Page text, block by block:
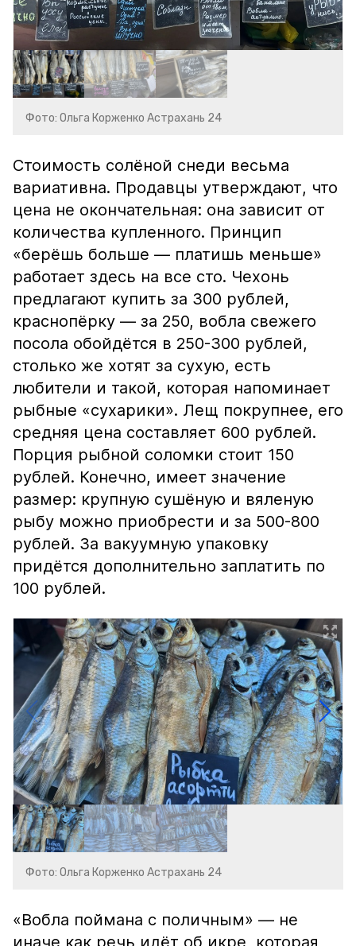
Фото: Ольга Корженко Астрахань 24
Стоимость солёной снеди весьма
вариативна. Продавцы утверждают, что
цена не окончательная: она зависит от
количества купленного. Принцип
«берёшь больше — платишь меньше»
работает здесь на все сто. Чехонь
предлагают купить за 300 рублей,
краснопёрку — за 250, вобла свежего
посола обойдётся в 250-300 рублей,
столько же хотят за сухую, есть
любители и такой, которая напоминает
рыбные «сухарики». Лещ покрупнее, его
средняя цена составляет 600 рублей.
Порция рыбной соломки стоит 150
рублей. Конечно, имеет значение
размер: крупную сушёную и вяленую
рыбу можно приобрести и за 500-800
рублей. За вакуумную упаковку
придётся дополнительно заплатить по
100 рублей.
Фото: Ольга Корженко Астрахань 24
«Вобла поймана с поличным» — не
иначе как речь идёт об икре, которая,